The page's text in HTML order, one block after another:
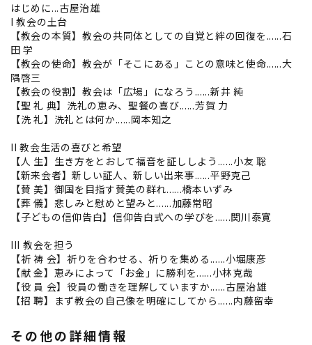
はじめに...古屋治雄
I 教会の土台
【教会の本質】教会の共同体としての自覚と絆の回復を......石
田 学
【教会の使命】教会が「そこにある」ことの意味と使命......大
隅啓三
【教会の役割】教会は「広場」になろう......新井 純
【聖 礼 典】洗礼の恵み、聖餐の喜び......芳賀 力
【洗 礼】洗礼とは何か......岡本知之
II 教会生活の喜びと希望
【人 生】生き方をとおして福音を証ししよう......小友 聡
【新来会者】新しい証人、新しい出来事......平野克己
【賛 美】御国を目指す賛美の群れ......橋本いずみ
【葬 儀】悲しみと慰めと望みと......加藤常昭
【子どもの信仰告白】信仰告白式への学びを......関川泰寛
III 教会を担う
【祈 祷 会】祈りを合わせる、祈りを集める......小堀康彦
【献 金】恵みによって「お金」に勝利を......小林克哉
【役 員 会】役員の働きを理解していますか......古屋治雄
【招 聘】まず教会の自己像を明確にしてから......内藤留幸
その他の詳細情報